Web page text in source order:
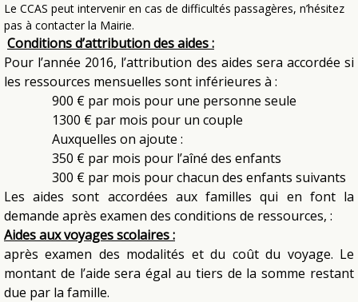
Le CCAS peut intervenir en cas de difficultés passagères, n’hésitez
pas à contacter la Mairie.
Conditions d’attribution des aides :
Pour l’année 2016, l’attribution des aides sera accordée si
les ressources mensuelles sont inférieures à :
900 € par mois pour une personne seule
1300 € par mois pour un couple
Auxquelles on ajoute :
350 € par mois pour l’aîné des enfants
300 € par mois pour chacun des enfants suivants
Les aides sont accordées aux familles qui en font la
demande après examen des conditions de ressources, :
Aides aux voyages scolaires :
après examen des modalités et du coût du voyage. Le
montant de l’aide sera égal au tiers de la somme restant
due par la famille.